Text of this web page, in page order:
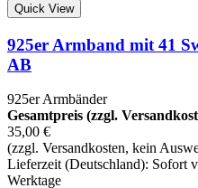
Quick View
925er Armband mit 41
AB
925er Armbänder
Gesamtpreis (zzgl.
35,00 €
(zzgl. Versandkosten, kein
Lieferzeit (Deutschland): Sofort
Werktage